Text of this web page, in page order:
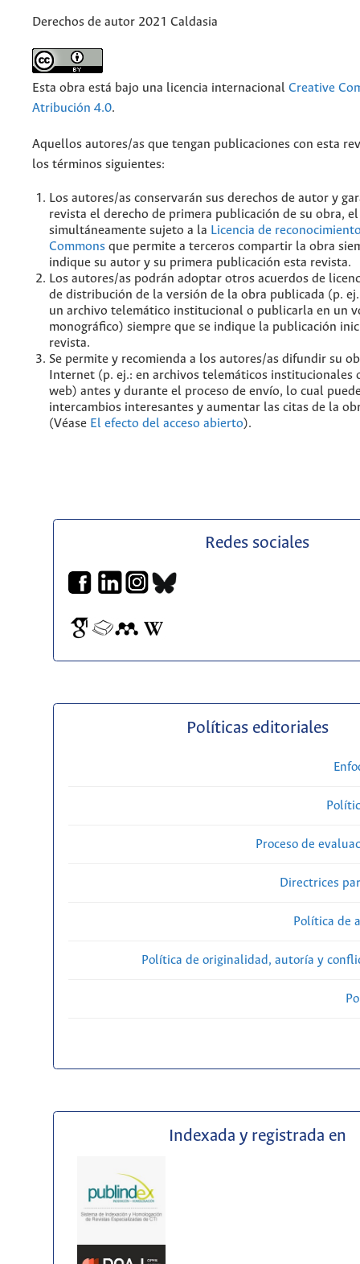
Derechos de autor 2021 Caldasia
Esta obra está bajo una licencia internacional Creative
Atribución 4.0.
Aquellos autores/as que tengan publicaciones con esta
los términos siguientes:
Los autores/as conservarán sus derechos de autor y
revista el derecho de primera publicación de su obra,
simultáneamente sujeto a la Licencia de
Commons que permite a terceros compartir la obra
indique su autor y su primera publicación esta revista.
Los autores/as podrán adoptar otros acuerdos de
de distribución de la versión de la obra publicada (p.
un archivo telemático institucional o publicarla en un
monográfico) siempre que se indique la publicación
revista.
Se permite y recomienda a los autores/as difundir su
Internet (p. ej.: en archivos telemáticos institucionales
web) antes y durante el proceso de envío, lo cual
intercambios interesantes y aumentar las citas de la
(Véase El efecto del acceso abierto).
Redes sociales
Políticas editoriales
Proceso de
Directrices
Política de
Política de originalidad, autoría y
Indexada y registrada en